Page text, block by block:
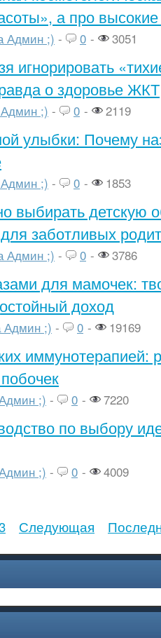
а про высокие
Админ ;) - 0 - 3051
игнорировать
о здоровье ЖКТ
;) - 0 - 2119
улыбки: Почему
;) - 0 - 1853
выбирать детскую
заботливых
Админ ;) - 0 - 3786
для мамочек:
доход
Админ ;) - 0 - 19169
иммунотерапией:
;) - 0 - 7220
по выбору
;) - 0 - 4009
Следующая